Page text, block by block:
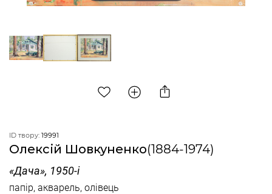
ID твору: 19991
Олексій Шовкуненко(1884-1974)
«Дача», 1950-і
папір, акварель, олівець